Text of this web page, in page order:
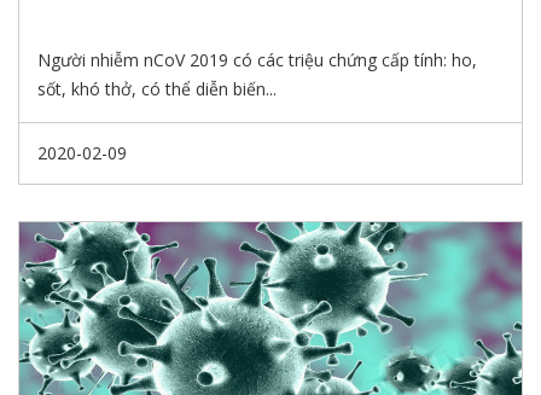
Người nhiễm nCoV 2019 có các triệu chứng cấp tính: ho,
sốt, khó thở, có thể diễn biến...
2020-02-09